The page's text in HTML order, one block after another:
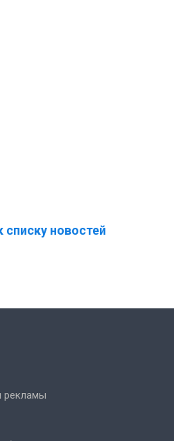
списку новостей
рекламы